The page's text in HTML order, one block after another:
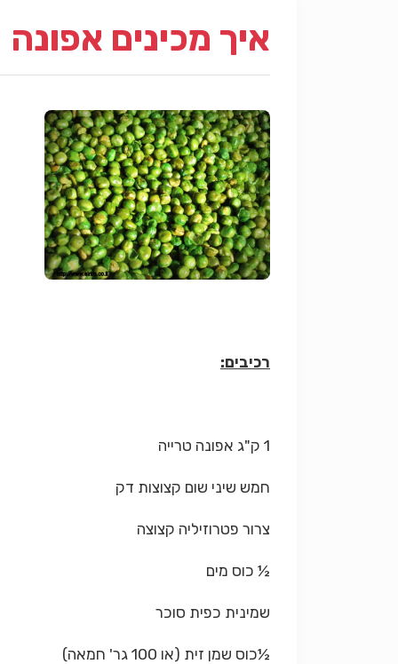
איך מכינים אפונה
רכיבים:
1 ק"ג אפונה טרייה
חמש שיני שום קצוצות דק
צרור פטרוזיליה קצוצה
½ כוס מים
שמינית כפית סוכר
½כוס שמן זית (או 100 גר' חמאה)